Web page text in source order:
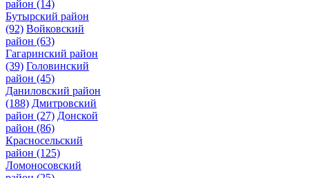
район (14)
Бутырский район
(92) Войковский
район (63)
Гагаринский район
(39) Головинский
район (45)
Даниловский район
(188) Дмитровский
район (27) Донской
район (86)
Красносельский
район (125)
Ломоносовский